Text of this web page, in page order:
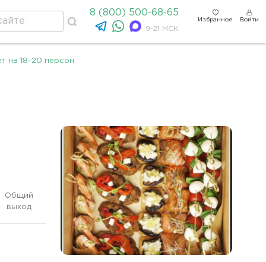
8 (800) 500-68-65
9-21 МСК
Избранное Войти
на 18-20 персон
Общий
выход